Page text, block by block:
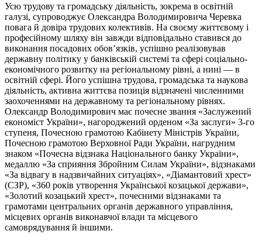
Усю трудову та громадську діяльність, зокрема в освітній
галузі, супроводжує Олександра Володимировича Черевка
повага й довіра трудових колективів. На своєму життєвому і
професійному шляху він завжди відповідально ставився до
виконання посадових обов’язків, успішно реалізовував
державну політику у банківській системі та сфері соціально-
економічного розвитку на регіональному рівні, а нині — в
освітній сфері. Його успішна трудова, громадська та наукова
діяльність, активна життєва позиція відзначені численними
заохоченнями на державному та регіональному рівнях.
Олександр Володимирович має почесне звання «Заслужений
економіст України», нагороджений орденом «За заслуги» 3-го
ступеня, Почесною грамотою Кабінету Міністрів України,
Почесною грамотою Верховної Ради України, нагрудним
знаком «Почесна відзнака Національного банку України»,
медаллю «За сприяння Збройним Силам України», відзнаками
«За відвагу в надзвичайних ситуаціях», «Діамантовий хрест»
(СЗР), «360 років утворення Української козацької держави»,
«Золотий козацький хрест», почесними відзнаками та
грамотами центральних органів державного управління,
місцевих органів виконавчої влади та місцевого
самоврядування й іншими.